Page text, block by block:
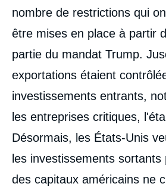
nombre de restrictions qui
être mises en place à partir
partie du mandat Trump.
exportations étaient
investissements entrants,
les entreprises critiques,
Désormais, les États-Unis
les investissements
des capitaux américains ne